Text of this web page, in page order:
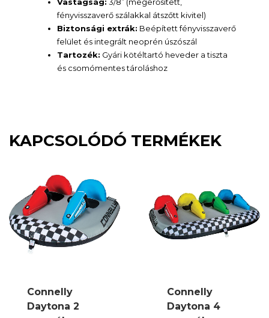
fényvisszaverő szálakkal átszőtt kivitel)
Biztonsági extrák: Beépített fényvisszaverő
felület és integrált neoprén úszószál
Tartozék: Gyári kötéltartó heveder a tiszta
és csomómentes tároláshoz
KAPCSOLÓDÓ TERMÉKEK
Connelly
Daytona 2
Connelly
Daytona 4